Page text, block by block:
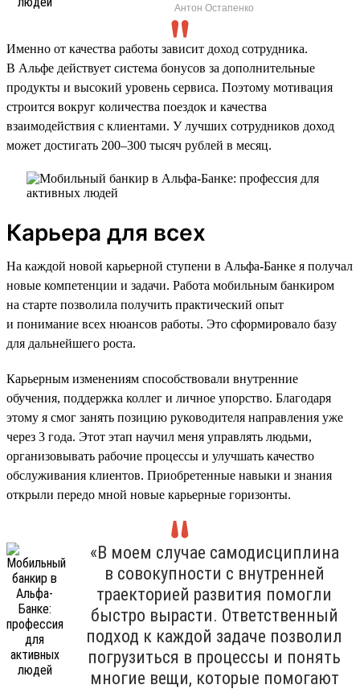
Антон Остапенко
Именно от качества работы зависит доход сотрудника.
В Альфе действует система бонусов за дополнительные
продукты и высокий уровень сервиса. Поэтому мотивация
строится вокруг количества поездок и качества
взаимодействия с клиентами. У лучших сотрудников доход
может достигать 200–300 тысяч рублей в месяц.
Карьера для всех
На каждой новой карьерной ступени в Альфа-Банке я получал
новые компетенции и задачи. Работа мобильным банкиром
на старте позволила получить практический опыт
и понимание всех нюансов работы. Это сформировало базу
для дальнейшего роста.
Карьерным изменениям способствовали внутренние
обучения, поддержка коллег и личное упорство. Благодаря
этому я смог занять позицию руководителя направления уже
через 3 года. Этот этап научил меня управлять людьми,
организовывать рабочие процессы и улучшать качество
обслуживания клиентов. Приобретенные навыки и знания
открыли передо мной новые карьерные горизонты.
«В моем случае самодисциплина
в совокупности с внутренней
траекторией развития помогли
быстро вырасти. Ответственный
подход к каждой задаче позволил
погрузиться в процессы и понять
многие вещи, которые помогают